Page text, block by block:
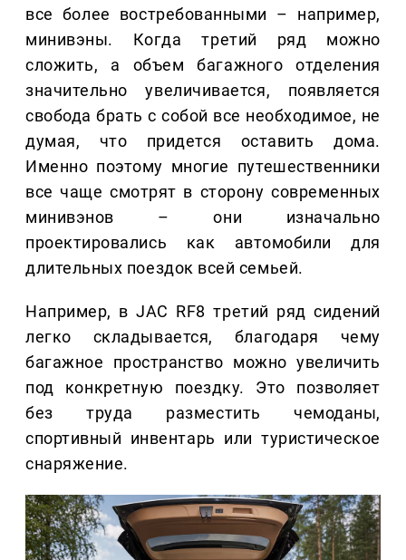
все более востребованными – например,
минивэны. Когда третий ряд можно
сложить, а объем багажного отделения
значительно увеличивается, появляется
свобода брать с собой все необходимое, не
думая, что придется оставить дома.
Именно поэтому многие путешественники
все чаще смотрят в сторону современных
минивэнов – они изначально
проектировались как автомобили для
длительных поездок всей семьей.
Например, в JAC RF8 третий ряд сидений
легко складывается, благодаря чему
багажное пространство можно увеличить
под конкретную поездку. Это позволяет
без труда разместить чемоданы,
спортивный инвентарь или туристическое
снаряжение.